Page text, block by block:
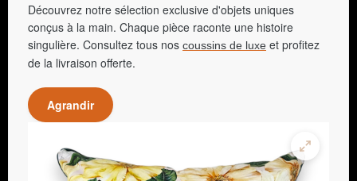
Découvrez notre sélection exclusive d'objets uniques
conçus à la main. Chaque pièce raconte une histoire
singulière. Consultez tous nos coussins de luxe et profitez
de la livraison offerte.
Agrandir